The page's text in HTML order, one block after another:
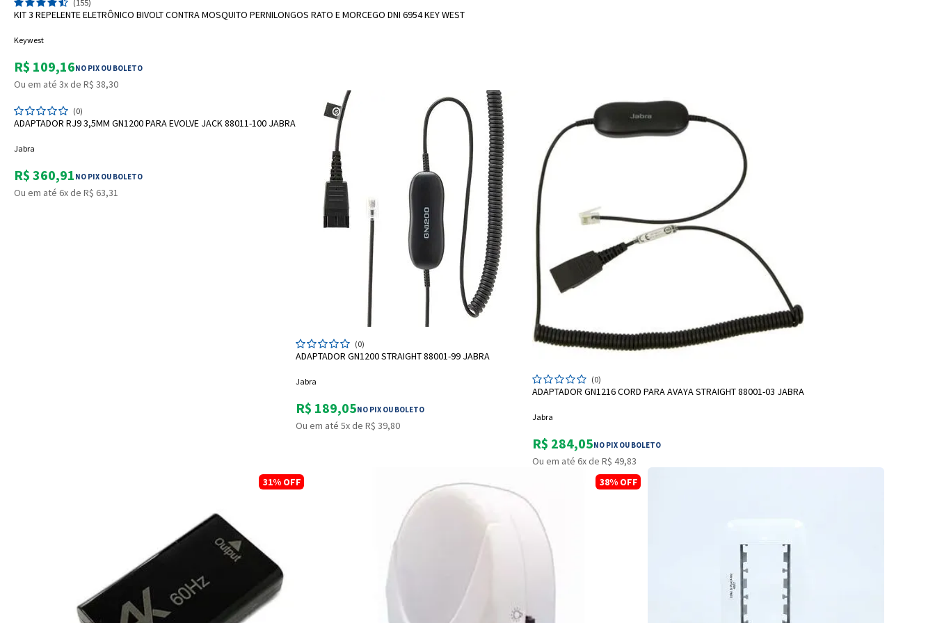
(155)
KIT 3 REPELENTE ELETRÔNICO BIVOLT CONTRA MOSQUITO PERNILONGOS RATO E MORCEGO DNI 6954 KEY WEST
Keywest
R$ 109,16NO PIX OU BOLETO
Ou em até 3x de R$ 38,30
(0)
ADAPTADOR RJ9 3,5MM GN1200 PARA EVOLVE JACK 88011-100 JABRA
Jabra
R$ 360,91 NO PIX OU BOLETO
Ou em até 6x de R$ 63,31
(0)
ADAPTADOR GN1200 STRAIGHT 88001-99 JABRA
Jabra
R$ 189,05NO PIX OU BOLETO
Ou em até 5x de R$ 39,80
(0)
ADAPTADOR GN1216 CORD PARA AVAYA STRAIGHT 88001-03 JABRA
Jabra
R$ 284,05NO PIX OU BOLETO
Ou em até 6x de R$ 49,83
31% OFF 38% OFF